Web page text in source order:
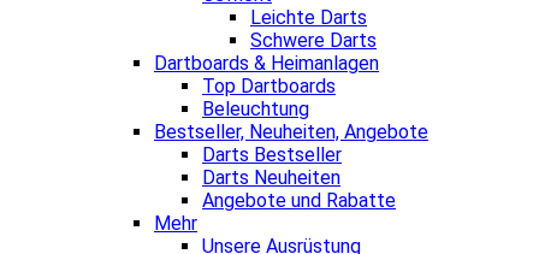
Leichte Darts
Schwere Darts
Dartboards & Heimanlagen
Top Dartboards
Beleuchtung
Bestseller, Neuheiten, Angebote
Darts Bestseller
Darts Neuheiten
Angebote und Rabatte
Mehr
Unsere Ausrüstung